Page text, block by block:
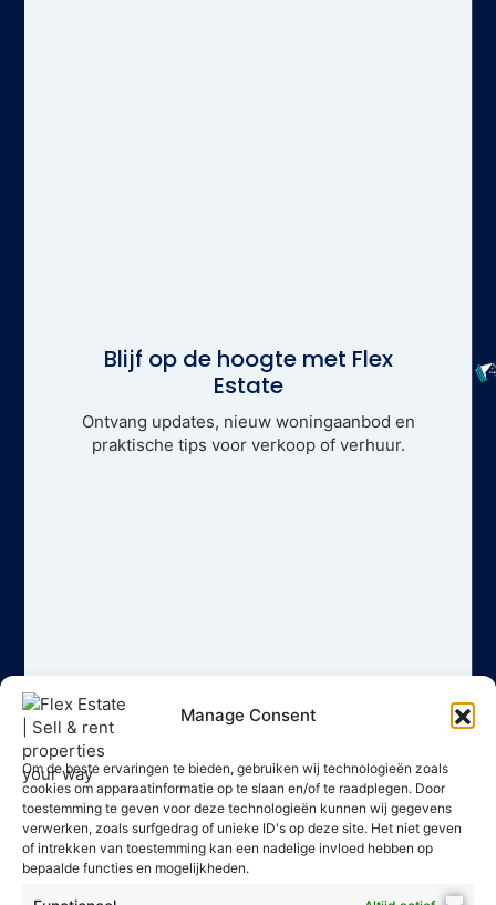
Manage Consent
Om de beste ervaringen te bieden, gebruiken wij technologieën zoals
cookies om apparaatinformatie op te slaan en/of te raadplegen. Door
toestemming te geven voor deze technologieën kunnen wij gegevens
verwerken, zoals surfgedrag of unieke ID's op deze site. Het niet geven
of intrekken van toestemming kan een nadelige invloed hebben op
bepaalde functies en mogelijkheden.
Blijf op de hoogte met Flex
Estate
Ontvang updates, nieuw woningaanbod en
praktische tips voor verkoop of verhuur.